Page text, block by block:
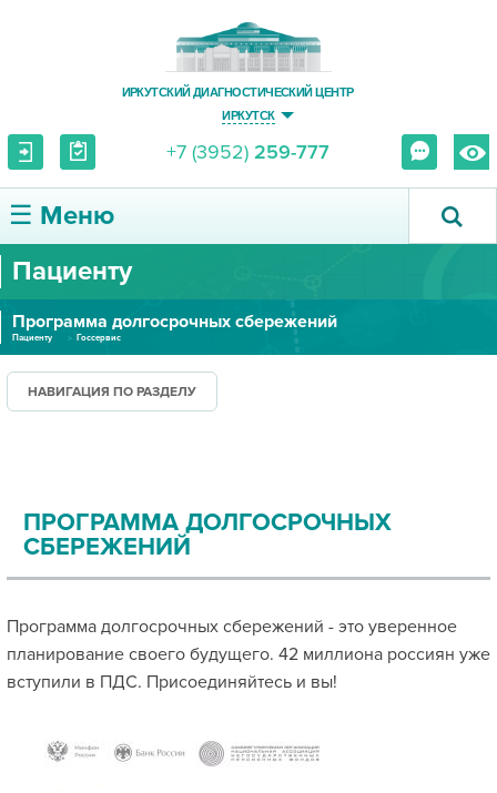
ИРКУТСКИЙ ДИАГНОСТИЧЕСКИЙ ЦЕНТР
ИРКУТСК
+7 (3952) 259-777
☰ Меню
О ЦЕНТРЕ
УСЛУГИ И ЦЕНЫ
ПАЦИЕНТУ
Пациенту
Программа долгосрочных сбережений
Пациенту Госсервис
НАВИГАЦИЯ ПО РАЗДЕЛУ
ПРОГРАММА ДОЛГОСРОЧНЫХ
СБЕРЕЖЕНИЙ
Программа долгосрочных сбережений - это уверенное
планирование своего будущего. 42 миллиона россиян уже
вступили в ПДС. Присоединяйтесь и вы!